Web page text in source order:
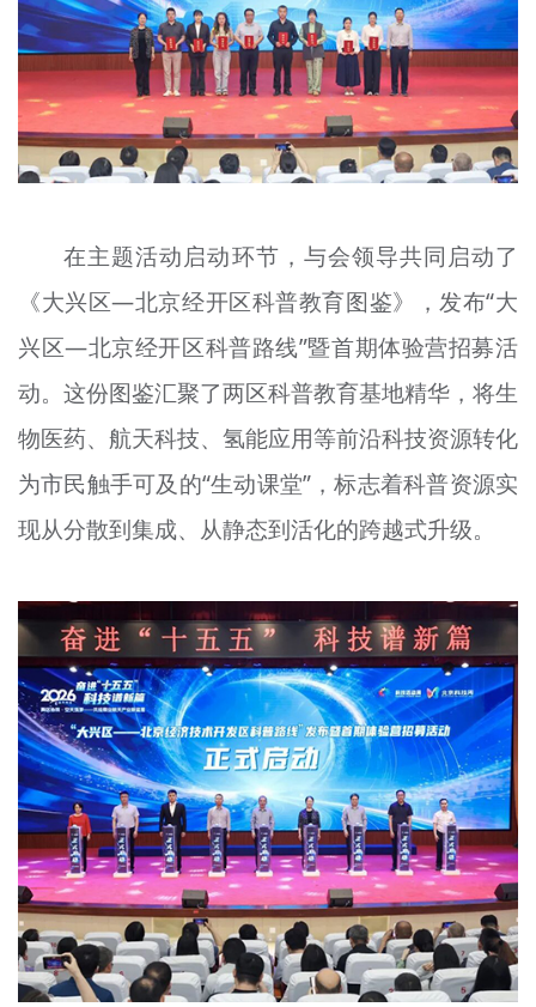
在主题活动启动环节，与会领导共同启动了
《大兴区—北京经开区科普教育图鉴》，发布“大
兴区—北京经开区科普路线”暨首期体验营招募活
动。这份图鉴汇聚了两区科普教育基地精华，将生
物医药、航天科技、氢能应用等前沿科技资源转化
为市民触手可及的“生动课堂”，标志着科普资源实
现从分散到集成、从静态到活化的跨越式升级。